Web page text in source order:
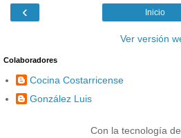
‹ Inicio
Ver versión
Colaboradores
Cocina Costarricense
González Luis
Con la tecnología de